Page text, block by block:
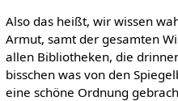
Also das heißt, wir wissen
Armut, samt der gesamten
allen Bibliotheken, die
bisschen was von den
eine schöne Ordnung